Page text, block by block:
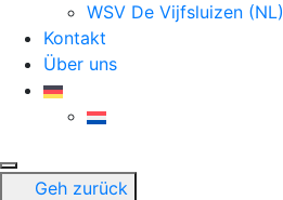
WSV De Vijfsluizen (NL)
Kontakt
Über uns
Geh zurück